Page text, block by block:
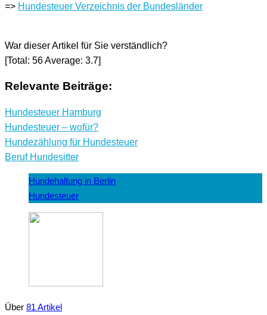
=> Hundesteuer Verzeichnis der Bundesländer
War dieser Artikel für Sie verständlich?
[Total: 56Average: 3.7]
Relevante Beiträge:
Hundesteuer Hamburg
Hundesteuer – wofür?
Hundezählung für Hundesteuer
Beruf Hundesitter
Hundehaltung in Berlin
Hundesteuer
Über 81 Artikel